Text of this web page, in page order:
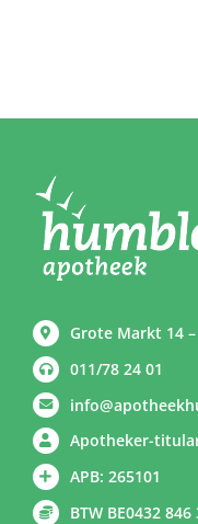
Grote Markt 14
011/78 24 01
Apotheker-
APB: 265101
BTW BE0432 846